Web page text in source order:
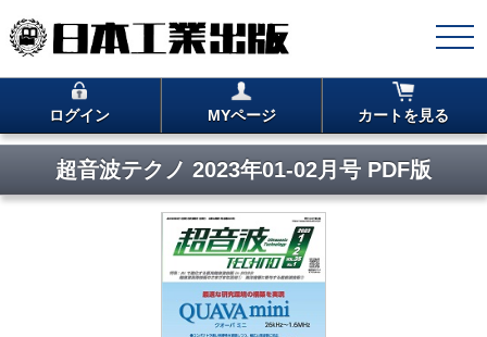
ログイン MYページ カートを見る
超音波テクノ 2023年01-02月号 PDF版